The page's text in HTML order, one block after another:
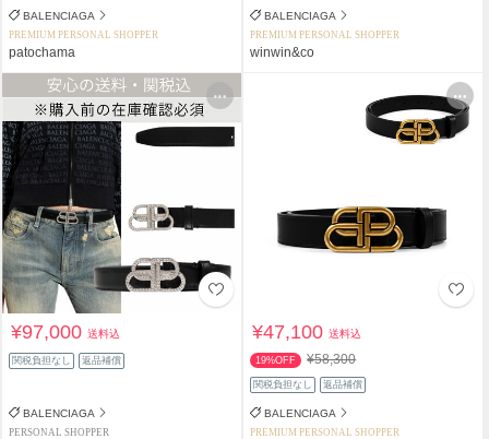
BALENCIAGA
PREMIUM PERSONAL SHOPPER
patochama
BALENCIAGA
PREMIUM PERSONAL SHOPPER
winwin&co
¥97,000送料込
関税負担なし 返品補償
BALENCIAGA
PERSONAL SHOPPER
¥47,100送料込
19%OFF ¥58,300
関税負担なし 返品補償
BALENCIAGA
PREMIUM PERSONAL SHOPPER